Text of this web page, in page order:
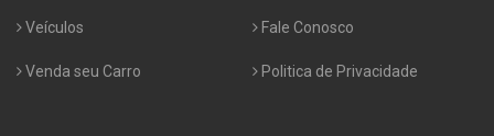
Veículos
Venda seu Carro
Fale Conosco
Politica de Privacidade